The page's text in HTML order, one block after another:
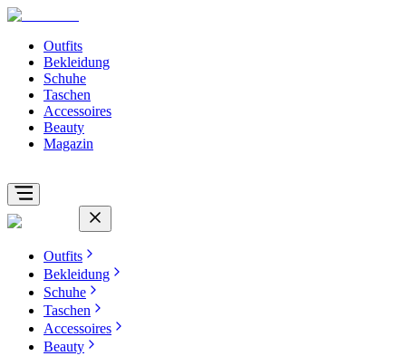
Outfits
Bekleidung
Schuhe
Taschen
Accessoires
Beauty
Magazin
Outfits
Bekleidung
Schuhe
Taschen
Accessoires
Beauty